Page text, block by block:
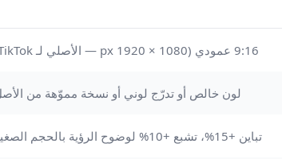
9:16 عمودي (1080 × 1920 px — الأصلي لـ TikTok)
لون خالص أو تدرّج لوني أو نسخة مموّهة من
تباين +15%، تشبع +10% لوضوح الرؤية بالحجم الصغير